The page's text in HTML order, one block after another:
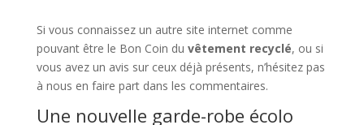
Si vous connaissez un autre site internet comme
pouvant être le Bon Coin du vêtement recyclé, ou si
vous avez un avis sur ceux déjà présents, n’hésitez pas
à nous en faire part dans les commentaires.
Une nouvelle garde-robe écolo